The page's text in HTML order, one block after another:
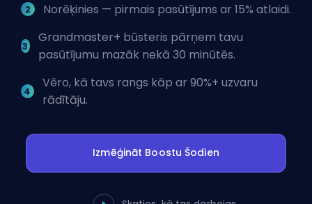
Norēķinies — pirmais pasūtījums ar 15% atlaidi.
Grandmaster+ būsteris pārņem tavu
pasūtījumu mazāk nekā 30 minūtēs.
Vēro, kā tavs rangs kāp ar 90%+ uzvaru
rādītāju.
Izmēģināt Boostu Šodien